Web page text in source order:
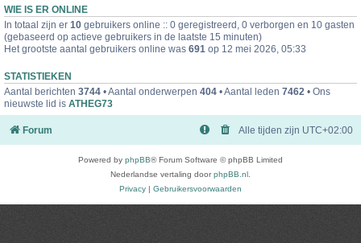
WIE IS ER ONLINE
In totaal zijn er 10 gebruikers online :: 0 geregistreerd, 0 verborgen en 10 gasten
(gebaseerd op actieve gebruikers in de laatste 15 minuten)
Het grootste aantal gebruikers online was 691 op 12 mei 2026, 05:33
STATISTIEKEN
Aantal berichten 3744 • Aantal onderwerpen 404 • Aantal leden 7462 • Ons
nieuwste lid is ATHEG73
Forum Alle tijden zijn UTC+02:00
Powered by phpBB® Forum Software © phpBB Limited
Nederlandse vertaling doorphpBB.nl
Privacy | Gebruikersvoorwaarden